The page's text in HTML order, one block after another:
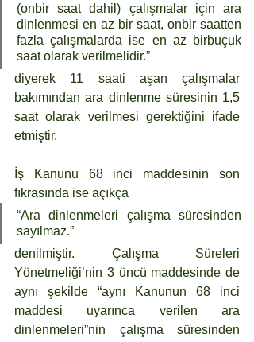
(onbir saat dahil) çalışmalar için ara
dinlenmesi en az bir saat, onbir saatten
fazla çalışmalarda ise en az birbuçuk
saat olarak verilmelidir.”
diyerek 11 saati aşan çalışmalar
bakımından ara dinlenme süresinin 1,5
saat olarak verilmesi gerektiğini ifade
etmiştir.
İş Kanunu 68 inci maddesinin son
fıkrasında ise açıkça
“Ara dinlenmeleri çalışma süresinden
sayılmaz.”
denilmiştir. Çalışma Süreleri
Yönetmeliği’nin 3 üncü maddesinde de
aynı şekilde “aynı Kanunun 68 inci
maddesi uyarınca verilen ara
dinlenmeleri”nin çalışma süresinden